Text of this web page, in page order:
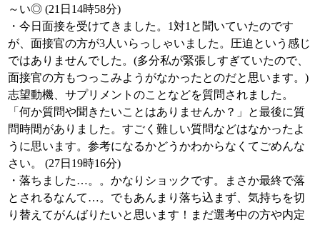
～い◎ (21日14時58分)
・今日面接を受けてきました。1対1と聞いていたのです
が、面接官の方が3人いらっしゃいました。圧迫という感じ
ではありませんでした。(多分私が緊張しすぎていたので、
面接官の方もつっこみようがなかったとのだと思います。)
志望動機、サプリメントのことなどを質問されました。
「何か質問や聞きたいことはありませんか？」と最後に質
問時間がありました。すごく難しい質問などはなかったよ
うに思います。参考になるかどうかわからなくてごめんな
さい。 (27日19時16分)
・落ちました…。。かなりショックです。まさか最終で落
とされるなんて…。でもあんまり落ち込まず、気持ちを切
り替えてがんばりたいと思います！まだ選考中の方や内定